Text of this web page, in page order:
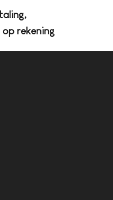
rekening